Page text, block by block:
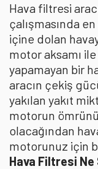
Hava filtresi
çalışmasında
içine dolan
motor aksamı
yapamayan bir
aracın çekiş
yakılan yakıt
motorun
olacağından
motorunuz için
Hava Filtresi Ne